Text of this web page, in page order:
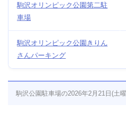
駒沢オリンピック公園第二駐
車場
駒沢オリンピック公園きりん
さんパーキング
駒沢公園駐車場の2026年2月21日(土